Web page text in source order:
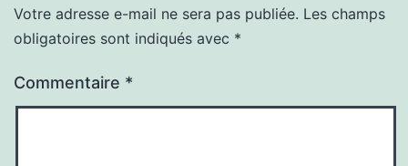
Votre adresse e-mail ne sera pas publiée. Les champs
obligatoires sont indiqués avec *
Commentaire *